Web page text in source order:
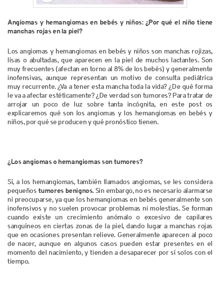
Angiomas y hemangiomas en bebés y niños: ¿Por qué el niño tiene
manchas rojas en la piel?
Los angiomas y hemangiomas en bebés y niños son manchas rojizas,
lisas o abultadas, que aparecen en la piel de muchos lactantes. Son
muy frecuentes (afectan en torno al 8% de los bebés) y generalmente
inofensivas, aunque representan un motivo de consulta pediátrica
muy recurrente. ¿Va a tener esta mancha toda la vida? ¿De qué forma
le va a afectar estéticamente? ¿De verdad son tumores? Para tratar de
arrojar un poco de luz sobre tanta incógnita, en este post os
explicaremos qué son los angiomas y los hemangiomas en bebés y
niños, por qué se producen y qué pronóstico tienen.
¿Los angiomas o hemangiomas son tumores?
Sí, a los hemangiomas, también llamados angiomas, se les considera
pequeños tumores benignos. Sin embargo, no es necesario alarmarse
ni preocuparse, ya que los hemangiomas en bebés generalmente son
inofensivos y no suelen provocar problemas ni molestias. Se forman
cuando existe un crecimiento anómalo o excesivo de capilares
sanguíneos en ciertas zonas de la piel, dando lugar a manchas rojas
que en ocasiones presentan relieve. Generalmente aparecen al poco
de nacer, aunque en algunos casos pueden estar presentes en el
momento del nacimiento, y tienden a desaparecer por sí solos con el
tiempo.